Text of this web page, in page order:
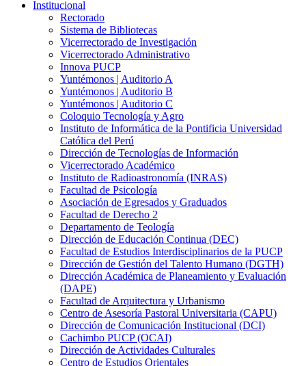
Institucional
Rectorado
Sistema de Bibliotecas
Vicerrectorado de Investigación
Vicerrectorado Administrativo
Innova PUCP
Yuntémonos | Auditorio A
Yuntémonos | Auditorio B
Yuntémonos | Auditorio C
Coloquio Tecnología y Agro
Instituto de Informática de la Pontificia Universidad
Católica del Perú
Dirección de Tecnologías de Información
Vicerrectorado Académico
Instituto de Radioastronomía (INRAS)
Facultad de Psicología
Asociación de Egresados y Graduados
Facultad de Derecho 2
Departamento de Teología
Dirección de Educación Continua (DEC)
Facultad de Estudios Interdisciplinarios de la PUCP
Dirección de Gestión del Talento Humano (DGTH)
Dirección Académica de Planeamiento y Evaluación
(DAPE)
Facultad de Arquitectura y Urbanismo
Centro de Asesoría Pastoral Universitaria (CAPU)
Dirección de Comunicación Institucional (DCI)
Cachimbo PUCP (OCAI)
Dirección de Actividades Culturales
Centro de Estudios Orientales